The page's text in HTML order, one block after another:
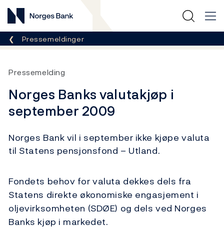
Norges Bank
Her er du nå:
Pressemeldinger
Pressemelding
Norges Banks valutakjøp i
september 2009
Norges Bank vil i september ikke kjøpe valuta
til Statens pensjonsfond – Utland.
Fondets behov for valuta dekkes dels fra
Statens direkte økonomiske engasjement i
oljevirksomheten (SDØE) og dels ved Norges
Banks kjøp i markedet.